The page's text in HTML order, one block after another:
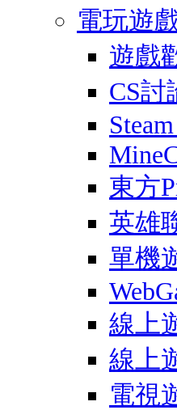
電玩遊
遊戲
CS討
Steam
東方
英雄
單機
線上
線上
電視